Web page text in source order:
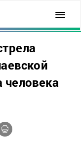
человека